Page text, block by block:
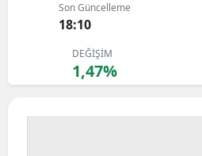
Son Güncelleme
18:10
DEĞİŞİM
1,47%